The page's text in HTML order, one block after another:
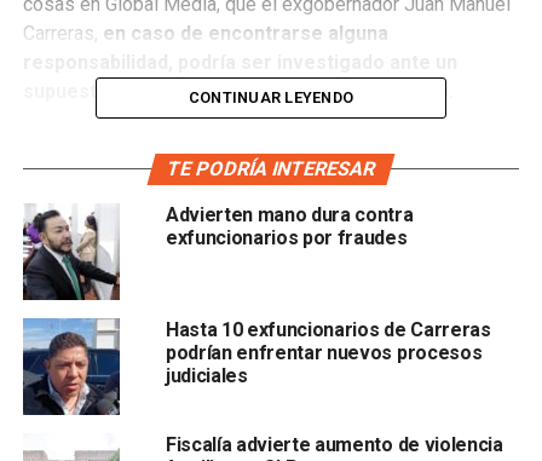
Carreras, en caso de encontrarse alguna
supuesto delito con daño al patrimonio público.
avanzando en las indagatorias vamos determinando a
quién vamos a llamar, si se estableciera que fuera el
exgobernador
, la Fiscalía lo haría, estaremos llamando al
exgobernador”.
Ruiz Contreras adelantó que
podría quedar en libertad después de regresar 30
millones de pesos que fueron señalados de
desviados durante su etapa como secretaria de salud
CONTINUAR LEYENDO
TE PODRÍA INTERESAR
Advierten mano dura contra
exfuncionarios por fraudes
Hasta 10 exfuncionarios de Carreras
podrían enfrentar nuevos procesos
judiciales
Fiscalía advierte aumento de violencia